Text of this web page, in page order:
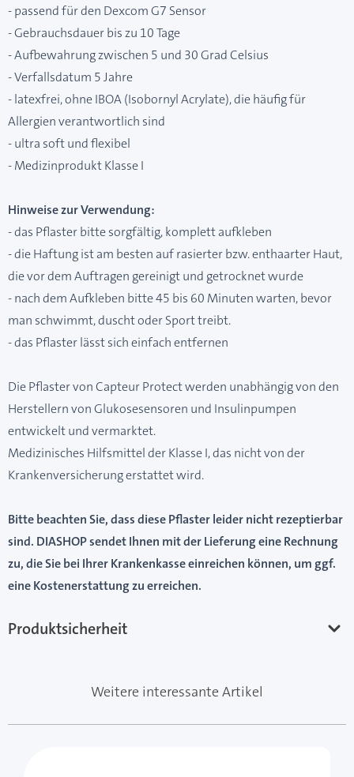
- passend für den Dexcom G7 Sensor
- Gebrauchsdauer bis zu 10 Tage
- Aufbewahrung zwischen 5 und 30 Grad Celsius
- Verfallsdatum 5 Jahre
- latexfrei, ohne IBOA (Isobornyl Acrylate), die häufig für
Allergien verantwortlich sind
- ultra soft und flexibel
- Medizinprodukt Klasse I
Hinweise zur Verwendung:
- das Pflaster bitte sorgfältig, komplett aufkleben
- die Haftung ist am besten auf rasierter bzw. enthaarter Haut,
die vor dem Auftragen gereinigt und getrocknet wurde
- nach dem Aufkleben bitte 45 bis 60 Minuten warten, bevor
man schwimmt, duscht oder Sport treibt.
- das Pflaster lässt sich einfach entfernen
Die Pflaster von Capteur Protect werden unabhängig von den
Herstellern von Glukosesensoren und Insulinpumpen
entwickelt und vermarktet.
Medizinisches Hilfsmittel der Klasse I, das nicht von der
Krankenversicherung erstattet wird.
Bitte beachten Sie, dass diese Pflaster leider nicht rezeptierbar
sind. DIASHOP sendet Ihnen mit der Lieferung eine Rechnung
zu, die Sie bei Ihrer Krankenkasse einreichen können, um ggf.
eine Kostenerstattung zu erreichen.
Produktsicherheit
Weitere interessante Artikel